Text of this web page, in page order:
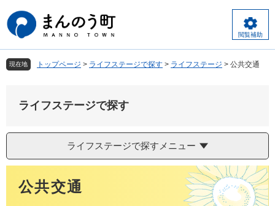
ー
ジ
先
頭
ニ
ュ
を
飛
文
閲覧補助
現在地 トップページ > ライフステージで探す > ライフステージ > 公共交通
ライフステージで探す
ライフステージで探すメニュー
公共交通